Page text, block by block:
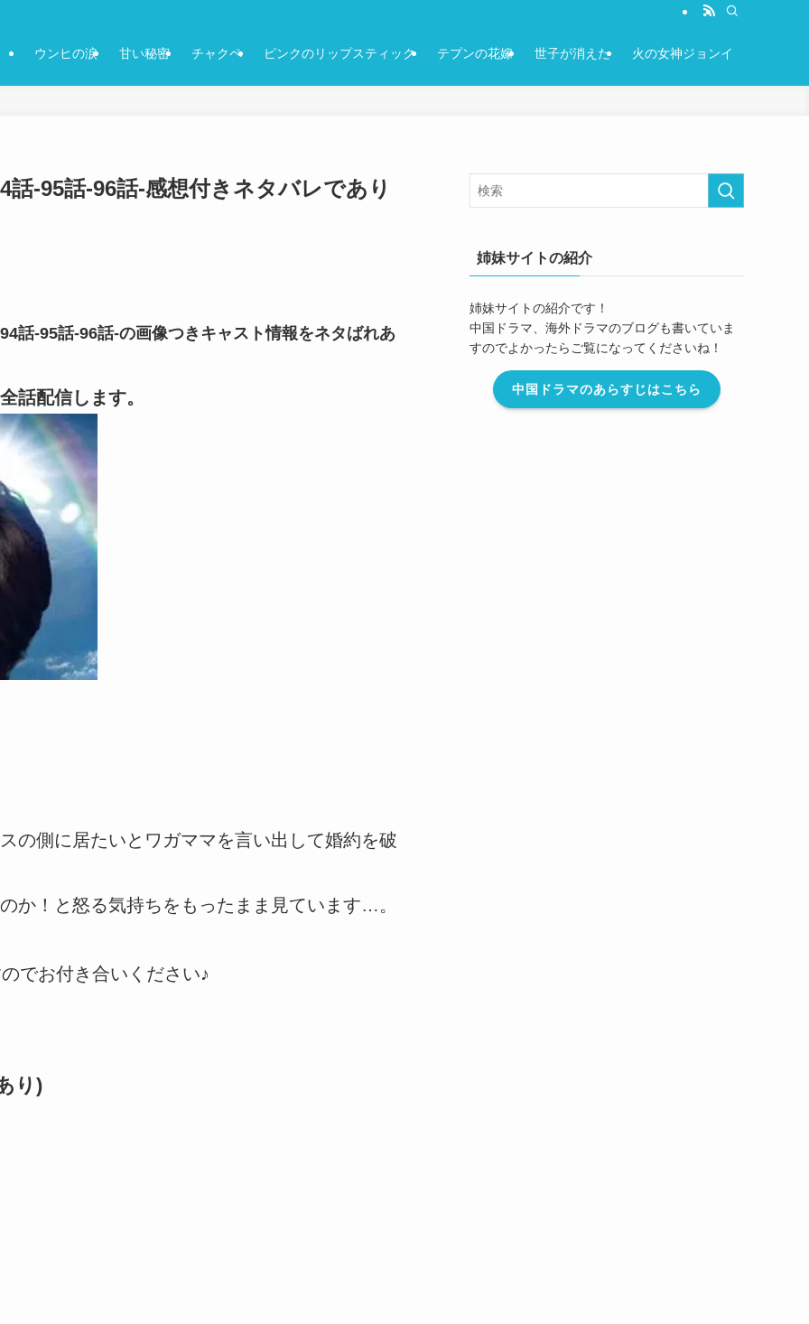
ウンヒの涙 甘い秘密 チャクペ ピンクのリップスティック テプンの花嫁 世子が消えた 火の女神ジョンイ
-95話-96話-感想付きネタバレであり
話-95話-96話-の画像つきキャスト情報をネタばれあ
話配信します。
の側に居たいとワガママを言い出して婚約を破
か！と怒る気持ちをもったまま見ています…。
でお付き合いください♪
り)
姉妹サイトの紹介
姉妹サイトの紹介です！
中国ドラマ、海外ドラマのブログも書いていま
すのでよかったらご覧になってくださいね！
中国ドラマのあらすじはこちら